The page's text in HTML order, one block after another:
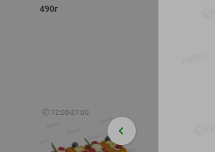
490г
🕘 12:00-21:00